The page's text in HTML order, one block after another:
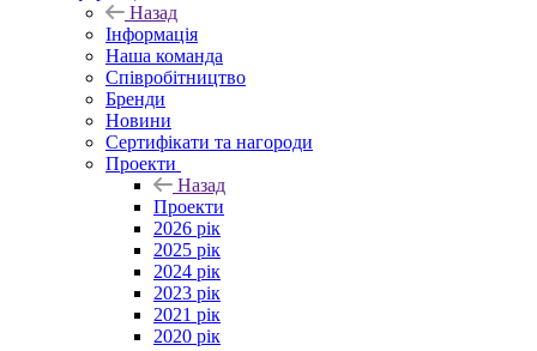
Назад
Інформація
Наша команда
Співробітництво
Бренди
Новини
Сертифікати та нагороди
Проекти
Назад
Проекти
2026 рік
2025 рік
2024 рік
2023 рік
2021 рік
2020 рік